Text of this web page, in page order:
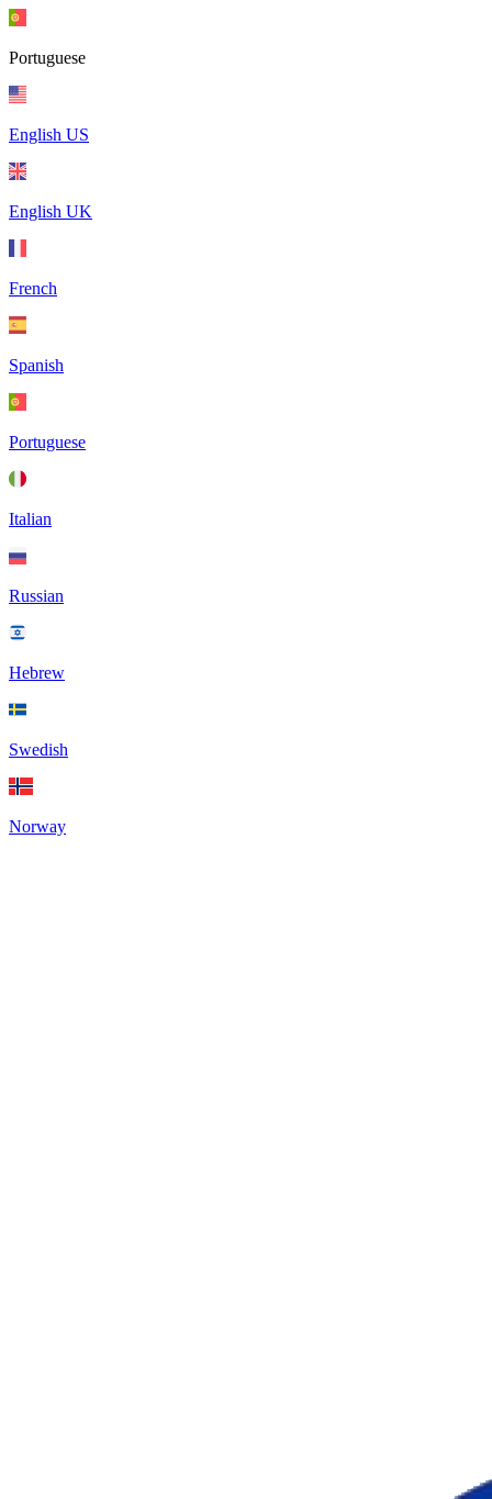
Portuguese
English US
English UK
French
Spanish
Portuguese
Italian
Russian
Hebrew
Swedish
Norway